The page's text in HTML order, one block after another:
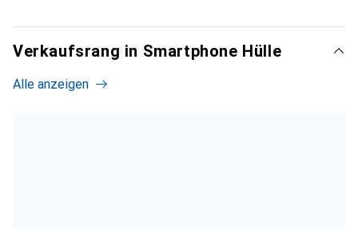
Verkaufsrang in Smartphone Hülle
Alle anzeigen